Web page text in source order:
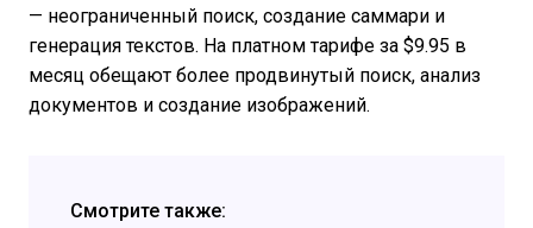
— неограниченный поиск, создание саммари и
генерация текстов. На платном тарифе за $9.95 в
месяц обещают более продвинутый поиск, анализ
документов и создание изображений.
Смотрите также: